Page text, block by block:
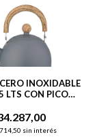
INOXIDABLE
LTS CON PICO
sin interés